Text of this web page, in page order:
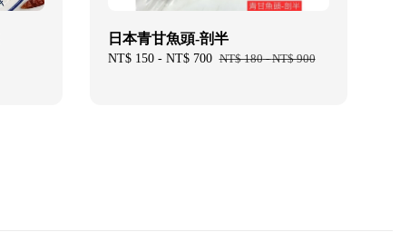
日本青甘魚頭-剖半
Sale
NT$ 150- NT$ 700 Regular
NT$ 180-NT$ 900